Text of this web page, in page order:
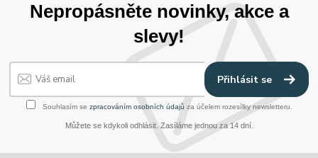
Nepropásněte novinky, akce a
slevy!
Přihlásit se
Souhlasím se zpracováním osobních údajů za účelem rozesílky newsletteru.
Můžete se kdykoli odhlásit. Zasíláme jednou za 14 dní.